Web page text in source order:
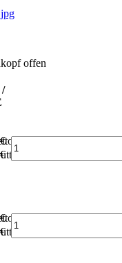
offen
/
€
€
€
€